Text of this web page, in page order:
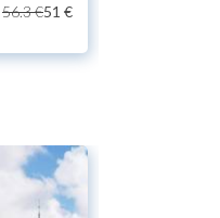
56.3 €51 €